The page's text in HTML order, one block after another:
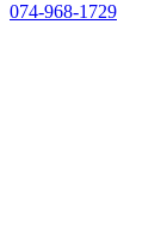
074-968-1729